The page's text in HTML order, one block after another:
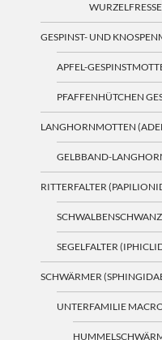
GESPINST- UND
APFEL-
PFAFFENHÜTCHEN
LANGHORNMOTTEN
GELBBAND-
RITTERFALTER
SEGELFALTER
SCHWÄRMER
UNTERFAMILIE